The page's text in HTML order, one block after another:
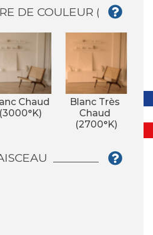
DE COULEUR (°K)
Chaud
(3000°K)
Blanc Très
Chaud
(2700°K)